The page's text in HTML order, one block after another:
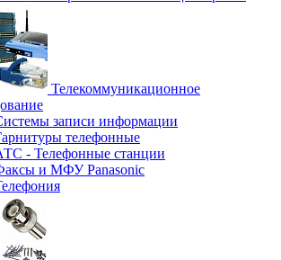
Телекоммуникационное
записи информации
телефонные
- Телефонные станции
и МФУ Panasonic